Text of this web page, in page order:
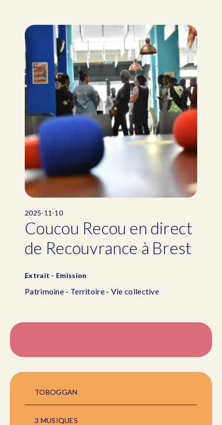
2025-11-10
Coucou Recou en direct
de Recouvrance à Brest
Extrait - Emission
Patrimoine - Territoire - Vie collective
TOBOGGAN
3 MUSIQUES